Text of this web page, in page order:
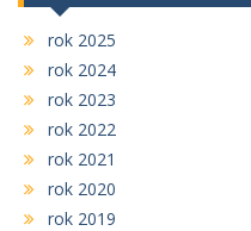
rok 2025
rok 2024
rok 2023
rok 2022
rok 2021
rok 2020
rok 2019